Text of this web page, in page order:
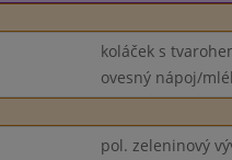
koláček s
ovesný nápoj/
pol. zeleninový